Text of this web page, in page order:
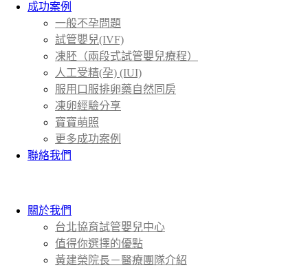
成功案例
一般不孕問題
試管嬰兒(IVF)
凍胚（兩段式試管嬰兒療程）
人工受精(孕) (IUI)
服用口服排卵藥自然同房
凍卵經驗分享
寶寶萌照
更多成功案例
聯絡我們
關於我們
台北協育試管嬰兒中心
值得你選擇的優點
黃建榮院長－醫療團隊介紹